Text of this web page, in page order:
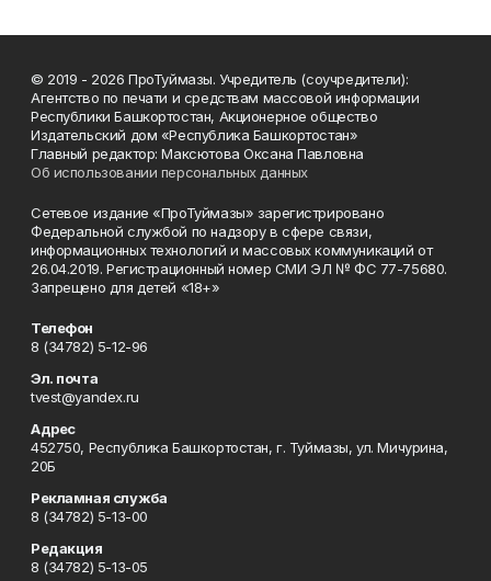
© 2019 - 2026 ПроТуймазы. Учредитель (соучредители):
Агентство по печати и средствам массовой информации
Республики Башкортостан, Акционерное общество
Издательский дом «Республика Башкортостан»
Главный редактор: Максютова Оксана Павловна
Об использовании персональных данных
Сетевое издание «ПроТуймазы» зарегистрировано
Федеральной службой по надзору в сфере связи,
информационных технологий и массовых коммуникаций от
26.04.2019. Регистрационный номер СМИ ЭЛ № ФС 77-75680.
Запрещено для детей «18+»
Телефон
8 (34782) 5-12-96
Эл. почта
tvest@yandex.ru
Адрес
452750, Республика Башкортостан, г. Туймазы, ул. Мичурина,
20Б
Рекламная служба
8 (34782) 5-13-00
Редакция
8 (34782) 5-13-05